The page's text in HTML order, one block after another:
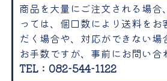
商品を大量にご注文される場合
っては、個口数により送料をお
だく場合や、対応ができない場
お手数ですが、事前にお問い合
TEL：082-544-1122